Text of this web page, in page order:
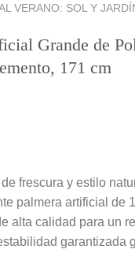
VERANO: SOL Y
Grande de
171 cm
frescura y estilo
palmera artificial de
alta calidad para un
garantizada